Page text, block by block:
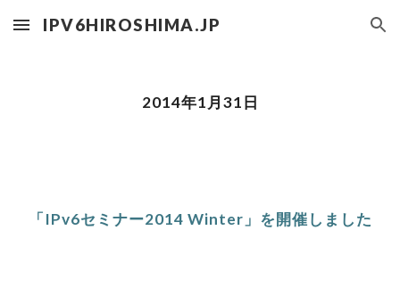
Skip to main content Skip to navigation
IPV6HIROSHIMA.JP
2014年1月31日
「IPv6セミナー2014 Winter」を開催しました